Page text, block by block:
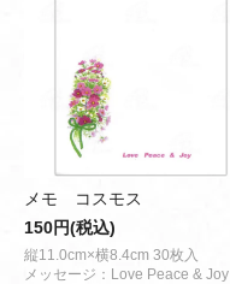
メモ コスモス
150円(税込)
縦11.0cm×横8.4cm 30枚入
メッセージ：Love Peace & Joy